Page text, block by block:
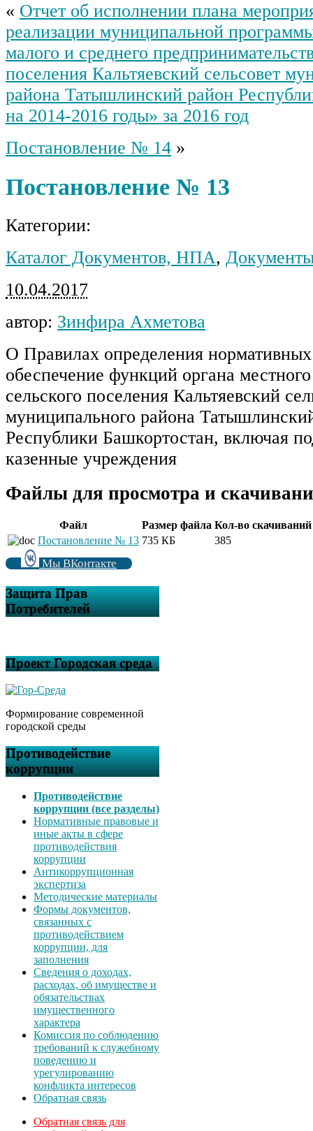
« Отчет об исполнении плана
реализации муниципальной
малого и среднего
поселения Кальтяевский сельсовет
района Татышлинский район
на 2014-2016 годы» за 2016 год
Постановление № 14 »
Постановление № 13
Категории:
Каталог Документов, НПА,
10.04.2017
автор: Зинфира Ахметова
О Правилах определения нормативных
обеспечение функций органа
сельского поселения Кальтяевский
муниципального района
Республики Башкортостан, включая
казенные учреждения
Файлы для просмотра и
Файл Размер файла Кол-во скачиваний
Постановление № 13 735 КБ 385
Мы ВКонтакте
Защита Прав
Потребителей
Проект Городская среда
Формирование современной
городской среды
Противодействие
коррупции
Противодействие
коррупции (все разделы)
Нормативные правовые и
иные акты в сфере
противодействия
коррупции
Антикоррупционная
экспертиза
Методические материалы
Формы документов,
связанных с
противодействием
коррупции, для
заполнения
Сведения о доходах,
расходах, об имуществе и
обязательствах
имущественного
характера
Комиссия по соблюдению
требований к служебному
поведению и
урегулированию
конфликта интересов
Обратная связь
Обратная связь для